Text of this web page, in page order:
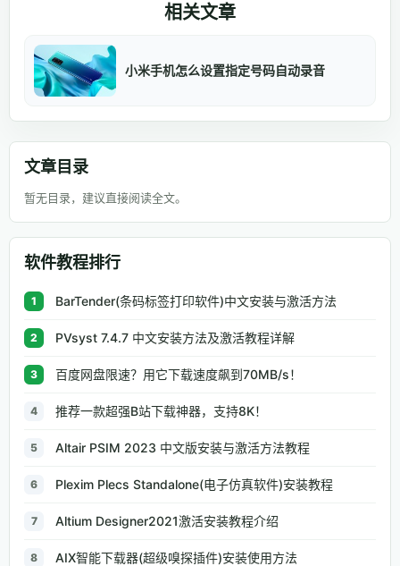
相关文章
小米手机怎么设置指定号码自动录音
文章目录
暂无目录，建议直接阅读全文。
软件教程排行
1 BarTender(条码标签打印软件)中文安装与激活方法
2 PVsyst 7.4.7 中文安装方法及激活教程详解
3 百度网盘限速？用它下载速度飙到70MB/s！
4 推荐一款超强B站下载神器，支持8K！
5 Altair PSIM 2023 中文版安装与激活方法教程
6 Plexim Plecs Standalone(电子仿真软件)安装教程
7 Altium Designer2021激活安装教程介绍
8 AIX智能下载器(超级嗅探插件)安装使用方法